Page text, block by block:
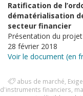
Ratification de
dématérialisation
secteur financier
Présentation du
28 février 2018
Voir le document (en
abus de marché
d'instruments financiers